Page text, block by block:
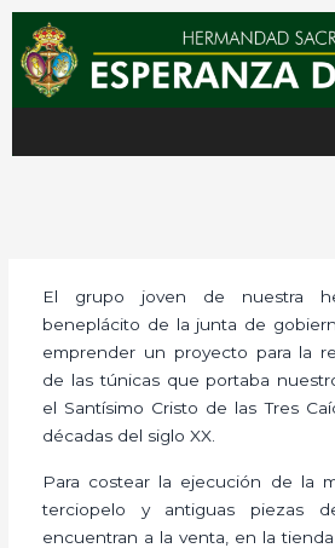
contenido
El grupo joven de nuestra
beneplácito de la junta de
emprender un proyecto para la
de las túnicas que portaba
el Santísimo Cristo de las Tres
décadas del siglo XX.
Para costear la ejecución de la
terciopelo y antiguas piezas
encuentran a la venta, en la